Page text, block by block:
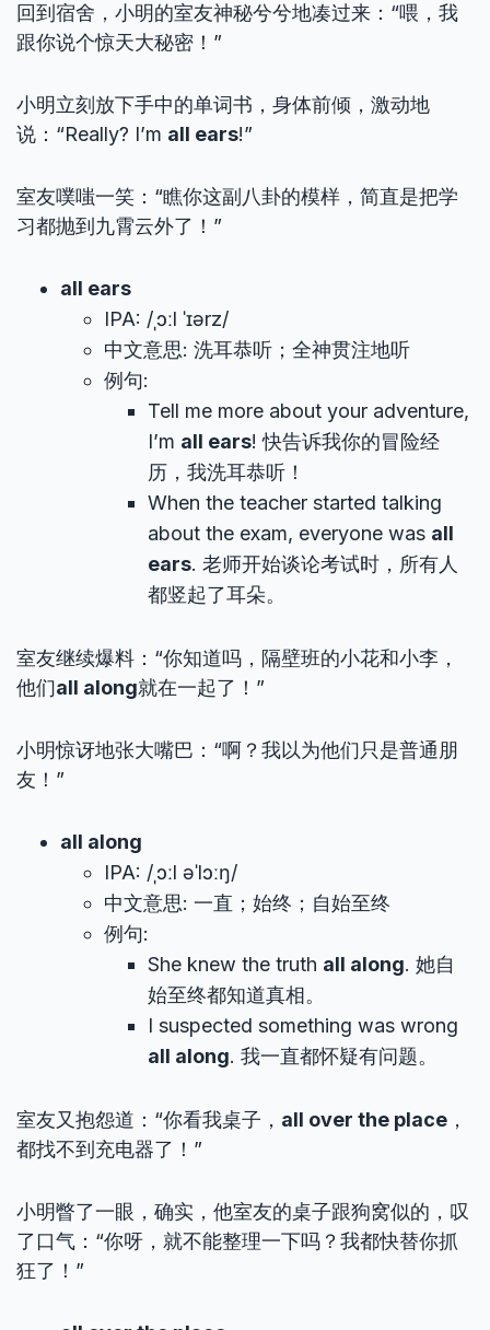
回到宿舍，小明的室友神秘兮兮地凑过来：“喂，我
跟你说个惊天大秘密！”
小明立刻放下手中的单词书，身体前倾，激动地
说：“Really? I’m all ears!”
室友噗嗤一笑：“瞧你这副八卦的模样，简直是把学
习都抛到九霄云外了！”
all ears
IPA: /ˌɔːl ˈɪərz/
中文意思: 洗耳恭听；全神贯注地听
例句:
Tell me more about your adventure,
I’m all ears! 快告诉我你的冒险经
历，我洗耳恭听！
When the teacher started talking
about the exam, everyone was all
ears. 老师开始谈论考试时，所有人
都竖起了耳朵。
室友继续爆料：“你知道吗，隔壁班的小花和小李，
他们all along就在一起了！”
小明惊讶地张大嘴巴：“啊？我以为他们只是普通朋
友！”
all along
IPA: /ˌɔːl əˈlɔːŋ/
中文意思: 一直；始终；自始至终
例句:
She knew the truth all along. 她自
始至终都知道真相。
I suspected something was wrong
all along. 我一直都怀疑有问题。
室友又抱怨道：“你看我桌子， all over the place ，
都找不到充电器了！”
小明瞥了一眼，确实，他室友的桌子跟狗窝似的，叹
了口气：“你呀，就不能整理一下吗？我都快替你抓
狂了！”